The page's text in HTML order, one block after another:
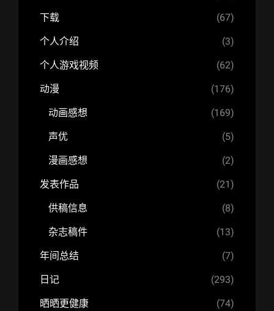
下载 (67)
个人介绍 (3)
个人游戏视频 (62)
动漫 (176)
动画感想 (169)
声优 (5)
漫画感想 (2)
发表作品 (21)
供稿信息 (8)
杂志稿件 (13)
年间总结 (7)
日记 (293)
晒晒更健康 (74)